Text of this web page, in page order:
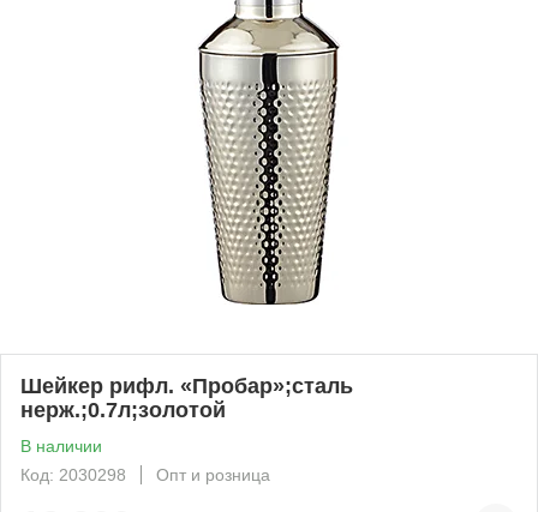
Шейкер рифл. «Пробар»;сталь
нерж.;0.7л;золотой
В наличии
Код: 2030298
Опт и розница